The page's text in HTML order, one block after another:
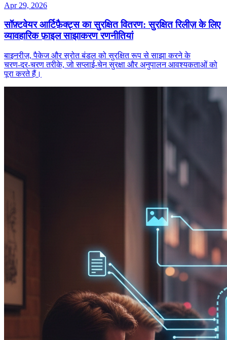
Apr 29, 2026
सॉफ़्टवेयर आर्टिफ़ैक्ट्स का सुरक्षित वितरण: सुरक्षित रिलीज़ के लिए
व्यावहारिक फ़ाइल साझाकरण रणनीतियां
बाइनरीज़, पैकेज और स्रोत बंडल को सुरक्षित रूप से साझा करने के
चरण‑दर‑चरण तरीके, जो सप्लाई‑चेन सुरक्षा और अनुपालन आवश्यकताओं को
पूरा करते हैं।